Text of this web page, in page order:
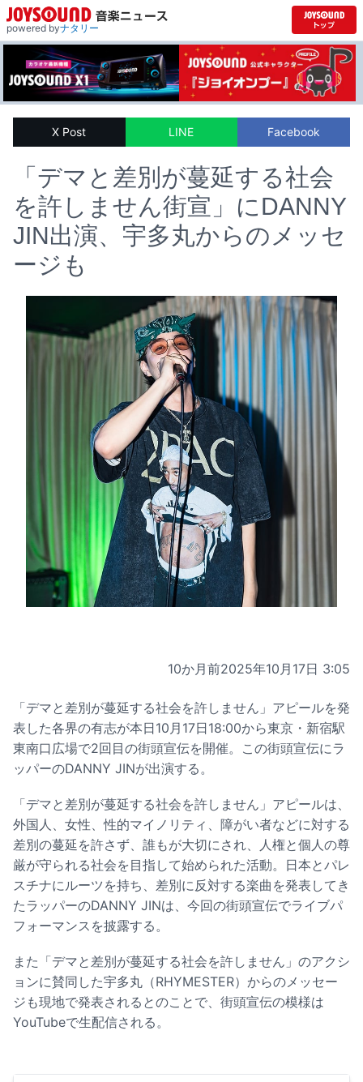
powered byナタリー
X Post LINE Facebook
「デマと差別が蔓延する社会
を許しません街宣」にDANNY
JIN出演、宇多丸からのメッセ
ージも
10か月前2025年10月17日 3:05
「デマと差別が蔓延する社会を許しません」アピールを発
表した各界の有志が本日10月17日18:00から東京・新宿駅
東南口広場で2回目の街頭宣伝を開催。この街頭宣伝にラ
ッパーのDANNY JINが出演する。
「デマと差別が蔓延する社会を許しません」アピールは、
外国人、女性、性的マイノリティ、障がい者などに対する
差別の蔓延を許さず、誰もが大切にされ、人権と個人の尊
厳が守られる社会を目指して始められた活動。日本とパレ
スチナにルーツを持ち、差別に反対する楽曲を発表してき
たラッパーのDANNY JINは、今回の街頭宣伝でライブパ
フォーマンスを披露する。
また「デマと差別が蔓延する社会を許しません」のアクシ
ョンに賛同した宇多丸（RHYMESTER）からのメッセー
ジも現地で発表されるとのことで、街頭宣伝の模様は
YouTubeで生配信される。